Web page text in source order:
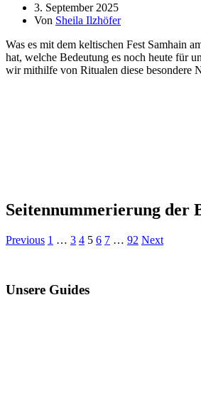
3. September 2025
Von Sheila Ilzhöfer
Was es mit dem keltischen Fest Samhain
hat, welche Bedeutung es noch heute für
wir mithilfe von Ritualen diese besondere
Seitennummerierung der
Previous 1 … 3 4 5 6 7 … 92 Next
Unsere Guides